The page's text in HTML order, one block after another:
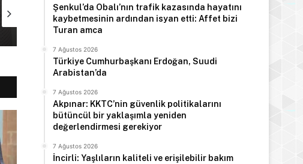
7 Ağustos 2026
Hasipoğlu: Kadın kooperatiflerinin tüm çalışanlarının sigorta primlerini yüzde 100 karşılayacağız
7 Ağustos 2026
Tatar: Enosis zihniyetine karşı varoluş mücadelemiz devam ediyor
7 Ağustos 2026
Şenkul’da Obalı’nın trafik kazasında hayatını
kaybetmesinin ardından isyan etti: Affet bizi
Turan amca
7 Ağustos 2026
Türkiye Cumhurbaşkanı Erdoğan, Suudi
Arabistan’da
7 Ağustos 2026
Akpınar: KKTC’nin güvenlik politikalarını
bütüncül bir yaklaşımla yeniden
değerlendirmesi gerekiyor
7 Ağustos 2026
İncirli: Yaşlıların kaliteli ve erişilebilir bakım